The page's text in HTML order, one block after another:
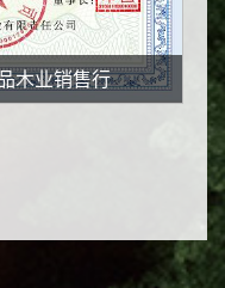
木业销售行